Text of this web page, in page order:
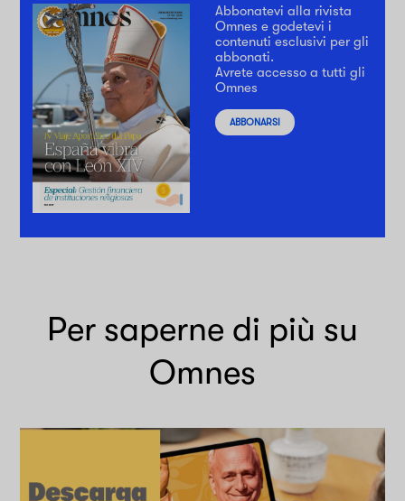
Abbonatevi alla rivista
Omnes e godetevi i
contenuti esclusivi per gli
abbonati.
Avrete accesso a tutti gli
Omnes
ABBONARSI
Per saperne di più su
Omnes